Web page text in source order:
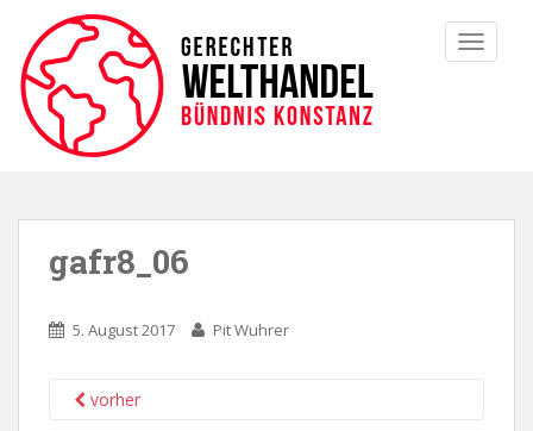
gafr8_06
5. August 2017 Pit Wuhrer
vorher